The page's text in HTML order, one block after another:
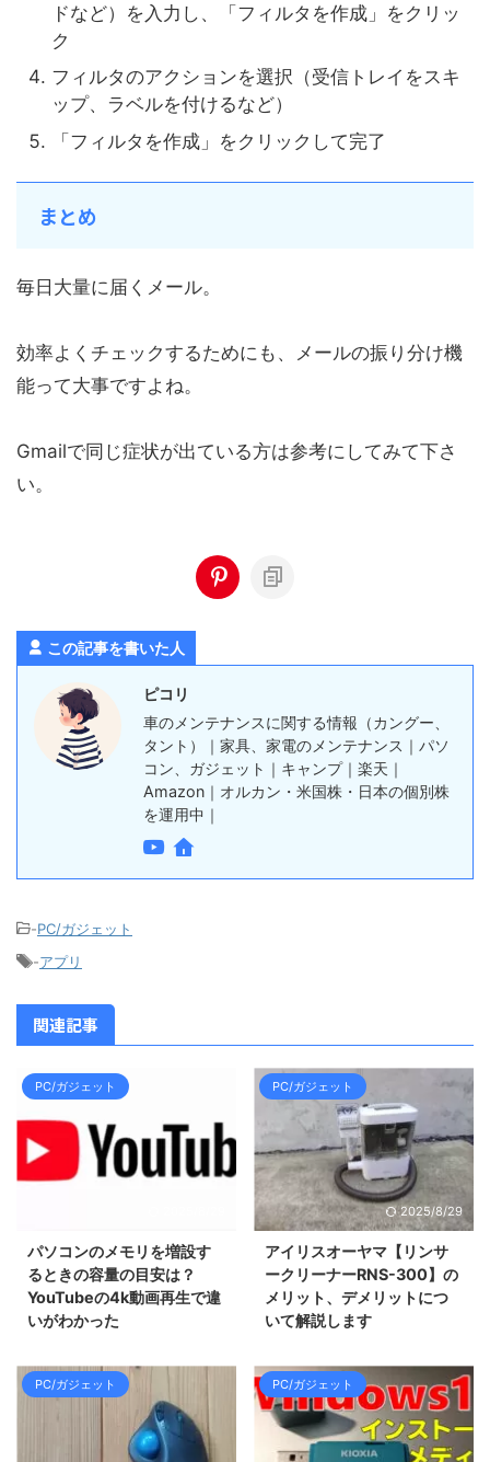
ドなど）を入力し、「フィルタを作成」をクリッ
ク
フィルタのアクションを選択（受信トレイをスキ
ップ、ラベルを付けるなど）
「フィルタを作成」をクリックして完了
まとめ
毎日大量に届くメール。
効率よくチェックするためにも、メールの振り分け機
能って大事ですよね。
Gmailで同じ症状が出ている方は参考にしてみて下さ
い。
この記事を書いた人
ピコリ
車のメンテナンスに関する情報（カングー、
タント）｜家具、家電のメンテナンス｜パソ
コン、ガジェット｜キャンプ｜楽天｜
Amazon｜オルカン・米国株・日本の個別株
を運用中｜
-PC/ガジェット
-アプリ
関連記事
PC/ガジェット
パソコンのメモリを増設す
るときの容量の目安は？
YouTubeの4k動画再生で違
いがわかった
PC/ガジェット
2025/8/29
アイリスオーヤマ【リンサ
ークリーナーRNS-300】の
メリット、デメリットにつ
いて解説します
PC/ガジェット PC/ガジェット